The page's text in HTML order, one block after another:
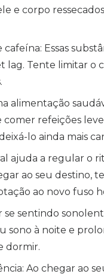
e corpo
cafeína: Essas
lag. Tente limitar
alimentação
refeições
lo ainda mais
ajuda a regular o
ao seu destino,
ao novo fuso
sentindo
sono à noite e
dormir.
Ao chegar ao